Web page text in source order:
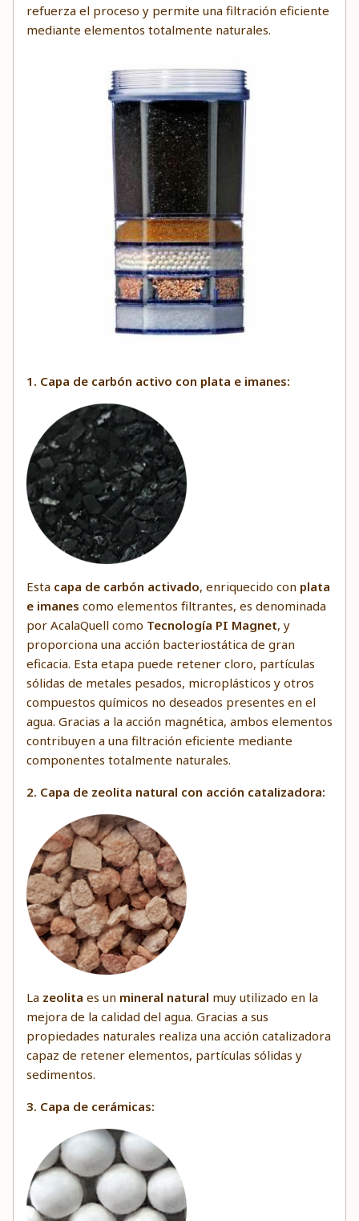
refuerza el proceso y permite una filtración eficiente
mediante elementos totalmente naturales.
1. Capa de carbón activo con plata e imanes:
Esta capa de carbón activado, enriquecido con plata
e imanes como elementos filtrantes, es denominada
por AcalaQuell como Tecnología PI Magnet, y
proporciona una acción bacteriostática de gran
eficacia. Esta etapa puede retener cloro, partículas
sólidas de metales pesados, microplásticos y otros
compuestos químicos no deseados presentes en el
agua. Gracias a la acción magnética, ambos elementos
contribuyen a una filtración eficiente mediante
componentes totalmente naturales.
2. Capa de zeolita natural con acción catalizadora:
La zeolita es un mineral natural muy utilizado en la
mejora de la calidad del agua. Gracias a sus
propiedades naturales realiza una acción catalizadora
capaz de retener elementos, partículas sólidas y
sedimentos.
3. Capa de cerámicas: